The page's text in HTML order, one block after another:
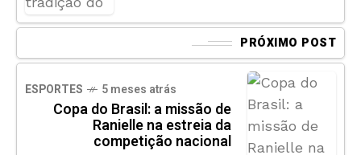
PRÓXIMO POST
ESPORTES 5 meses atrás
Copa do Brasil: a missão de
Ranielle na estreia da
competição nacional